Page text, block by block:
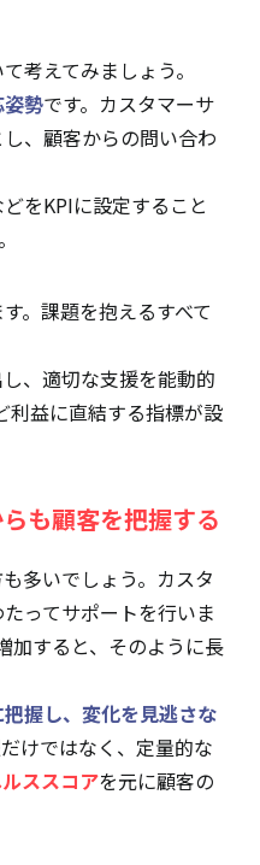
考えてみましょう。
勢です。カスタマーサ
、顧客からの問い合わ
をKPIに設定すること
。課題を抱えるすべて
、適切な支援を能動的
利益に直結する指標が設
も顧客を把握する
多いでしょう。カスタ
ってサポートを行いま
加すると、そのように長
握し、変化を見逃さな
けではなく、定量的な
ススコアを元に顧客の